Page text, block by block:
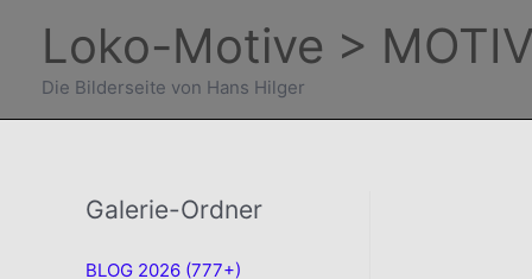
springen
Loko-Motive >
Die Bilderseite von Hans Hilger
Galerie-Ordner
BLOG 2026 (777+)